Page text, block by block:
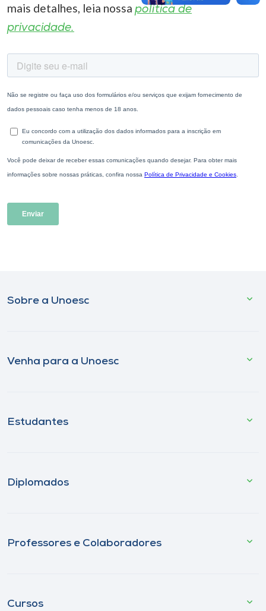
mais detalhes, leia nossa política de
privacidade.
Sobre a Unoesc
Venha para a Unoesc
Estudantes
Diplomados
Professores e Colaboradores
Cursos